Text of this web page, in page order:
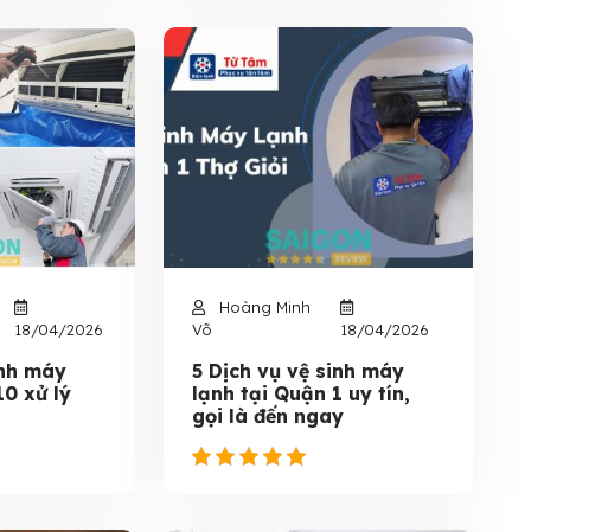
18/04/2026
máy
xử lý
Hoàng Minh
Võ
18/04/2026
5 Dịch vụ vệ sinh máy
lạnh tại Quận 1 uy tín,
gọi là đến ngay